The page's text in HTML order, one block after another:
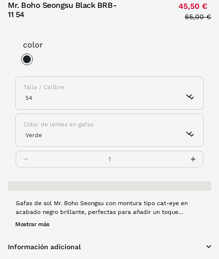
Mr. Boho Seongsu Black BRB-
11 54
45,50 €
Price
65,00 €
color
Talla / Calibre
Color de lentes en gafas
Gafas de sol Mr. Boho Seongsu con montura tipo cat-eye en
acabado negro brillante, perfectas para añadir un toque
sofisticado y femenino al look. Su diseño estilizado sigue las
Mostrar más
Información adicional